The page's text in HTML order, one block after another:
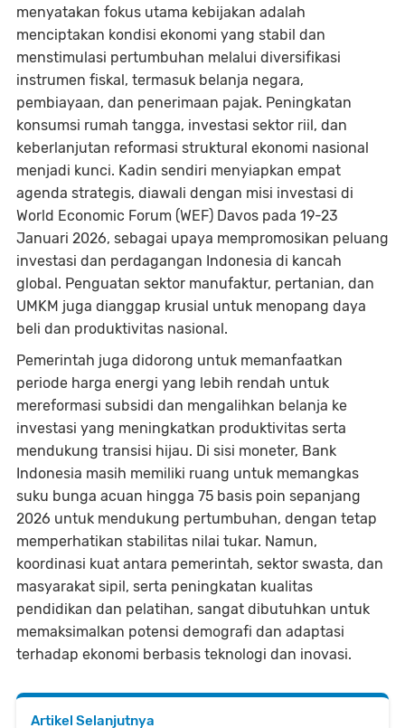
menyatakan fokus utama kebijakan adalah
menciptakan kondisi ekonomi yang stabil dan
menstimulasi pertumbuhan melalui diversifikasi
instrumen fiskal, termasuk belanja negara,
pembiayaan, dan penerimaan pajak. Peningkatan
konsumsi rumah tangga, investasi sektor riil, dan
keberlanjutan reformasi struktural ekonomi nasional
menjadi kunci. Kadin sendiri menyiapkan empat
agenda strategis, diawali dengan misi investasi di
World Economic Forum (WEF) Davos pada 19-23
Januari 2026, sebagai upaya mempromosikan peluang
investasi dan perdagangan Indonesia di kancah
global. Penguatan sektor manufaktur, pertanian, dan
UMKM juga dianggap krusial untuk menopang daya
beli dan produktivitas nasional.
Pemerintah juga didorong untuk memanfaatkan
periode harga energi yang lebih rendah untuk
mereformasi subsidi dan mengalihkan belanja ke
investasi yang meningkatkan produktivitas serta
mendukung transisi hijau. Di sisi moneter, Bank
Indonesia masih memiliki ruang untuk memangkas
suku bunga acuan hingga 75 basis poin sepanjang
2026 untuk mendukung pertumbuhan, dengan tetap
memperhatikan stabilitas nilai tukar. Namun,
koordinasi kuat antara pemerintah, sektor swasta, dan
masyarakat sipil, serta peningkatan kualitas
pendidikan dan pelatihan, sangat dibutuhkan untuk
memaksimalkan potensi demografi dan adaptasi
terhadap ekonomi berbasis teknologi dan inovasi.
Artikel Selanjutnya